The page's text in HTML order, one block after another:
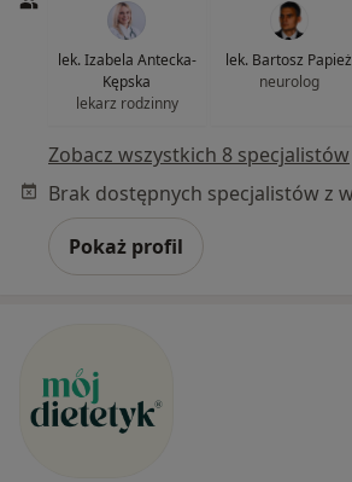
lek. Izabela Antecka-
Kępska
lekarz rodzinny
lek. Bartosz Papież
neurolog
Zobacz wszystkich 8 specjalistów
Pokaż profil